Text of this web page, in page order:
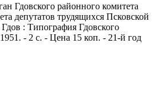
Гдовского районного комитета
депутатов трудящихся Псковской
: Типография Гдовского
- 2 с. - Цена 15 коп. - 21-й год